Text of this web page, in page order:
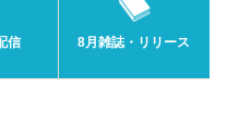
信 8月雑誌・リリース